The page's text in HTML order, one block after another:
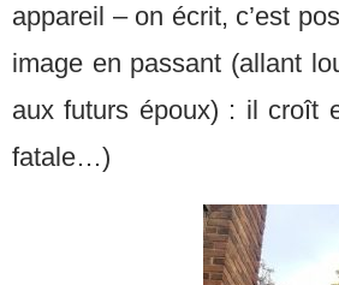
appareil – on écrit, c’est
image en passant (allant
aux futurs époux) : il croît
fatale…)